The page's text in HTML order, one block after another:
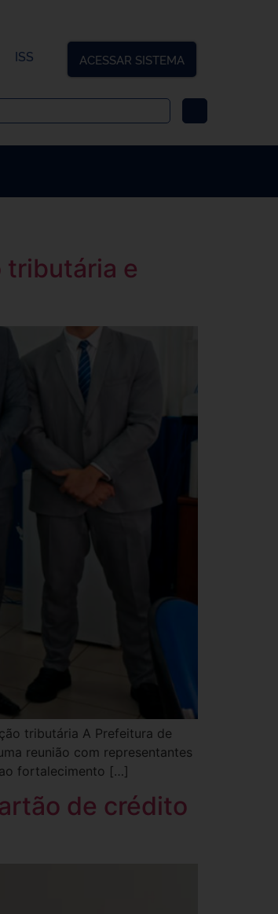
ISS ACESSAR SISTEMA
tributária e
tributária A Prefeitura de
reunião com representantes
fortalecimento […]
de crédito